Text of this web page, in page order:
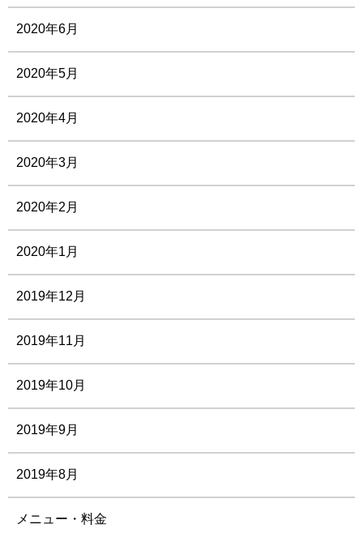
2020年6月
2020年5月
2020年4月
2020年3月
2020年2月
2020年1月
2019年12月
2019年11月
2019年10月
2019年9月
2019年8月
メニュー・料金